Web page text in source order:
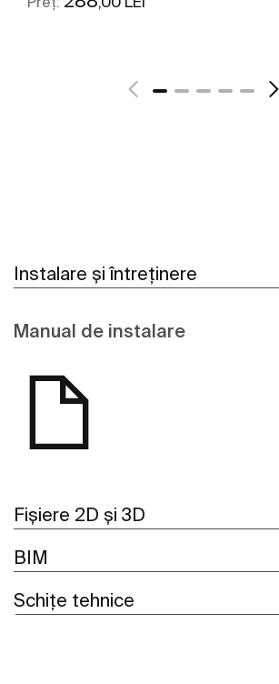
Instalare și întreținere
Manual de instalare
Fișiere 2D și 3D
BIM
Schițe tehnice